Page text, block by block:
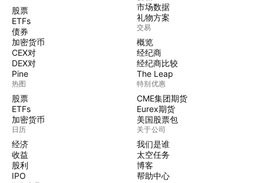
股票
ETFs
债券
加密货币
CEX对
DEX对
Pine
热图
股票
ETFs
加密货币
日历
经济
收益
股利
IPO
市场数据
礼物方案
交易
概览
经纪商
经纪商比较
The Leap
特别优惠
CME集团期货
Eurex期货
美国股票包
关于公司
我们是谁
太空任务
博客
帮助中心